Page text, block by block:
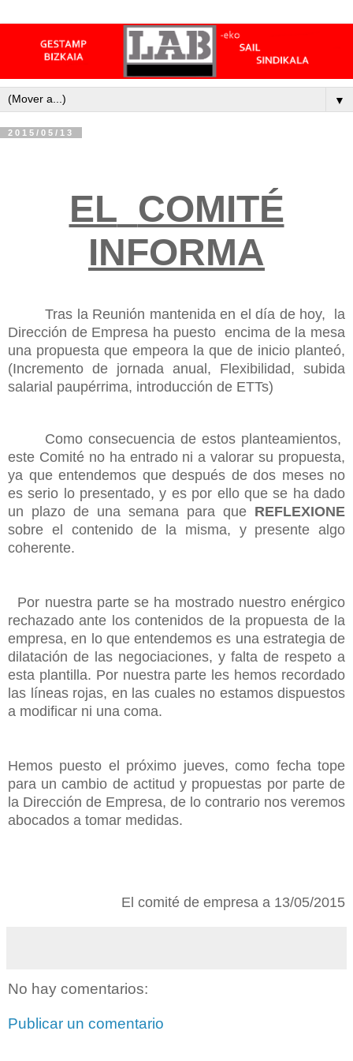
▼
2015/05/13
EL COMITÉ
INFORMA
Tras la Reunión mantenida en el día de hoy, la
Dirección de Empresa ha puesto encima de la mesa
una propuesta que empeora la que de inicio planteó,
(Incremento de jornada anual, Flexibilidad, subida
salarial paupérrima, introducción de ETTs)
Como consecuencia de estos planteamientos,
este Comité no ha entrado ni a valorar su propuesta,
ya que entendemos que después de dos meses no
es serio lo presentado, y es por ello que se ha dado
un plazo de una semana para que REFLEXIONE
sobre el contenido de la misma, y presente algo
coherente.
Por nuestra parte se ha mostrado nuestro enérgico
rechazado ante los contenidos de la propuesta de la
empresa, en lo que entendemos es una estrategia de
dilatación de las negociaciones, y falta de respeto a
esta plantilla. Por nuestra parte les hemos recordado
las líneas rojas, en las cuales no estamos dispuestos
a modificar ni una coma.
Hemos puesto el próximo jueves, como fecha tope
para un cambio de actitud y propuestas por parte de
la Dirección de Empresa, de lo contrario nos veremos
abocados a tomar medidas.
El comité de empresa a 13/05/2015
No hay comentarios:
Publicar un comentario